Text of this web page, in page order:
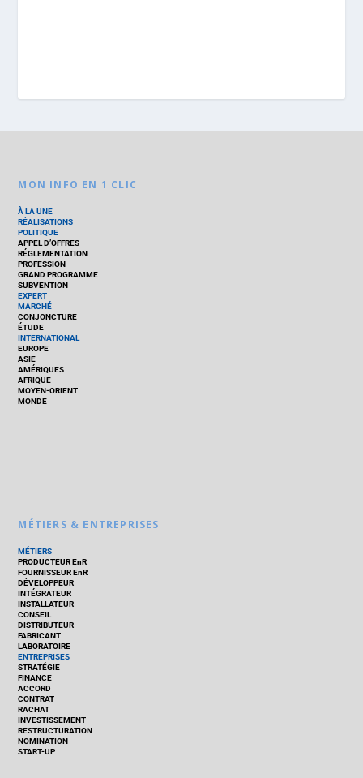
MON INFO EN 1 CLIC
À LA UNE
RÉALISATIONS
POLITIQUE
APPEL D’OFFRES
RÉGLEMENTATION
PROFESSION
GRAND PROGRAMME
SUBVENTION
EXPERT
MARCHÉ
CONJONCTURE
ÉTUDE
INTERNATIONAL
EUROPE
ASIE
AMÉRIQUES
AFRIQUE
MOYEN-ORIENT
MONDE
MÉTIERS & ENTREPRISES
MÉTIERS
PRODUCTEUR EnR
FOURNISSEUR EnR
DÉVELOPPEUR
INTÉGRATEUR
INSTALLATEUR
CONSEIL
DISTRIBUTEUR
FABRICANT
LABORATOIRE
ENTREPRISES
STRATÉGIE
FINANCE
ACCORD
CONTRAT
RACHAT
INVESTISSEMENT
RESTRUCTURATION
NOMINATION
START-UP